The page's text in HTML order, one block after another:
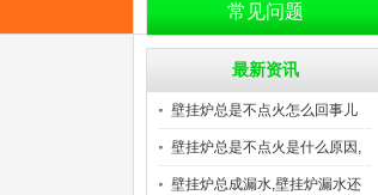
常见问题
最新资讯
壁挂炉总是不点火怎么回事儿
视
壁挂炉总是不点火是什么原因,
壁挂炉总成漏水,壁挂炉漏水还